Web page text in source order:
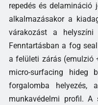
repedés és delamináció
alkalmazásakor a
várakozást a helyszíni
Fenntartásban a fog
a felületi zárás (emulzió
micro-surfacing hideg
forgalomba helyezés,
munkavédelmi profil.